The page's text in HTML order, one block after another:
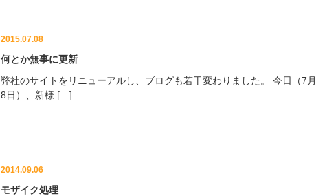
2015.07.08
何とか無事に更新
弊社のサイトをリニューアルし、ブログも若干変わりました。 今日（7月
8日）、新様 […]
2014.09.06
モザイク処理